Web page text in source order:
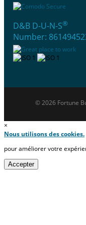
D&B D-U-N-S®
Number:
© 2026 Fortune
×
Nous utilisons des cookies.
pour améliorer votre
Accepter